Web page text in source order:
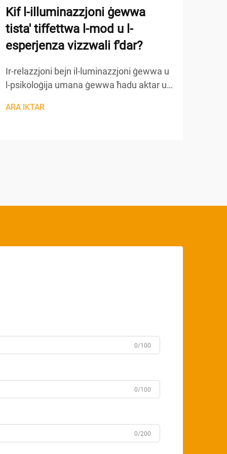
Kif l-illuminazzjoni ġewwa
tista' tiffettwa l-mod u l-
esperjenza vizzwali f'dar?
Ir-relazzjoni bejn il-luminazzjoni ġewwa u
l-psikoloġija umana ġewwa ħadu aktar u
fundamentali tad-disinn tad-dar li
ARA IKTAR
0/100
0/100
0/200